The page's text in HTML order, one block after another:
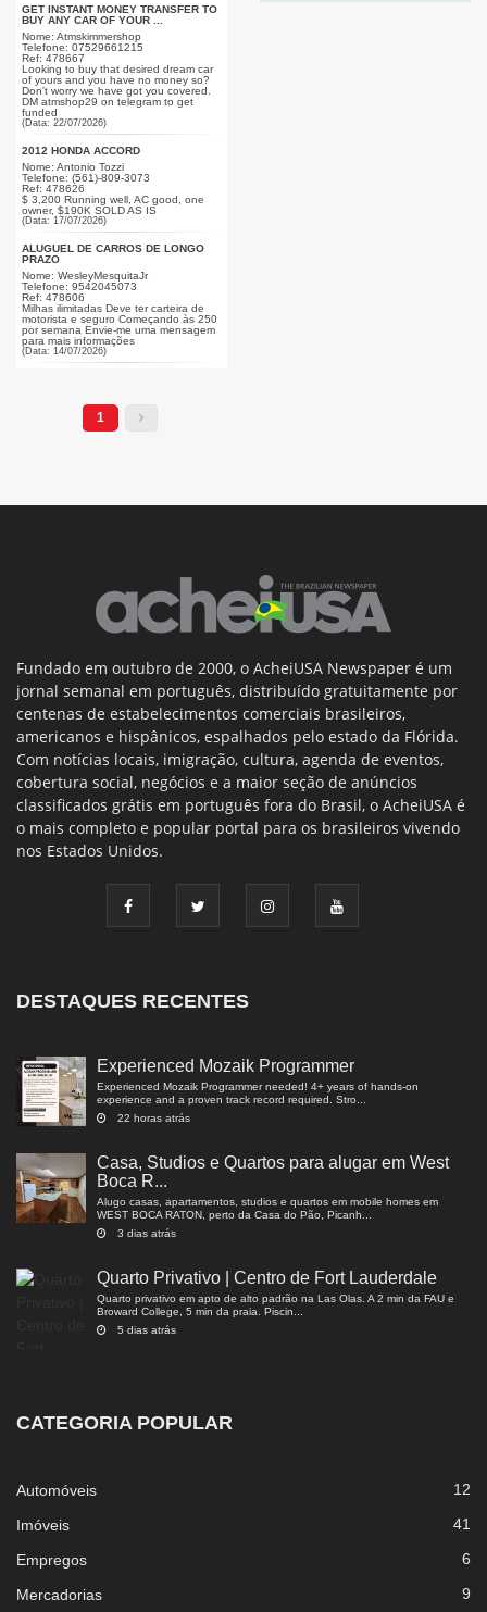
GET INSTANT MONEY TRANSFER TO
BUY ANY CAR OF YOUR ...
Nome: Atmskimmershop
Telefone: 07529661215
Ref: 478667
Looking to buy that desired dream car
of yours and you have no money so?
Don't worry we have got you covered.
DM atmshop29 on telegram to get
funded
(Data: 22/07/2026)
2012 HONDA ACCORD
Nome: Antonio Tozzi
Telefone: (561)-809-3073
Ref: 478626
$ 3,200 Running well, AC good, one
owner, $190K SOLD AS IS
(Data: 17/07/2026)
ALUGUEL DE CARROS DE LONGO
PRAZO
Nome: WesleyMesquitaJr
Telefone: 9542045073
Ref: 478606
Milhas ilimitadas Deve ter carteira de
motorista e seguro Começando às 250
por semana Envie-me uma mensagem
para mais informações
(Data: 14/07/2026)
1
Fundado em outubro de 2000, o AcheiUSA Newspaper é um
jornal semanal em português, distribuído gratuitamente por
centenas de estabelecimentos comerciais brasileiros,
americanos e hispânicos, espalhados pelo estado da Flórida.
Com notícias locais, imigração, cultura, agenda de eventos,
cobertura social, negócios e a maior seção de anúncios
classificados grátis em português fora do Brasil, o AcheiUSA é
o mais completo e popular portal para os brasileiros vivendo
nos Estados Unidos.
DESTAQUES RECENTES
Experienced Mozaik Programmer
Experienced Mozaik Programmer needed! 4+ years of hands-on
experience and a proven track record required. Stro...
22 horas atrás
Casa, Studios e Quartos para alugar em West
Boca R...
Alugo casas, apartamentos, studios e quartos em mobile homes em
WEST BOCA RATON, perto da Casa do Pão, Picanh...
3 dias atrás
Quarto Privativo | Centro de Fort Lauderdale
Quarto privativo em apto de alto padrão na Las Olas. A 2 min da FAU e
Broward College, 5 min da praia. Piscin...
5 dias atrás
CATEGORIA POPULAR
Automóveis 12
Imóveis 41
Empregos 6
Mercadorias 9